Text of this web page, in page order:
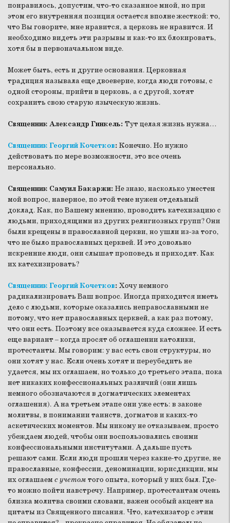
понравилось, допустим, что-то сказанное мной, но при
этом его внутренняя позиция остается вполне жесткой: то,
что Вы говорите, мне нравится, а церковь не нравится. И
необходимо видеть эти разрывы и как-то их блокировать,
хотя бы в первоначальном виде.
Может быть, есть и другие основания. Церковная
традиция называла еще двоеверие, когда люди готовы, с
одной стороны, прийти в церковь, а с другой, хотят
сохранить свою старую языческую жизнь.
Священник Александр Гинкель: Тут целая жизнь нужна…
Священник Георгий Кочетков: Конечно. Но нужно
действовать по мере возможности, это все очень
персонально.
Священник Самуил Бакаржи: Не знаю, насколько уместен
мой вопрос, наверное, по этой теме нужен отдельный
доклад. Как, по Вашему мнению, проводить катехизацию с
людьми, приходящими из других религиозных групп? Они
были крещены в православной церкви, но ушли из-за того,
что не было православных церквей. И это довольно
искренние люди, они слышат проповедь и приходят. Как
их катехизировать?
Священник Георгий Кочетков: Хочу немного
радикализировать Ваш вопрос. Иногда приходится иметь
дело с людьми, которые оказались неправославными не
потому, что нет православных церквей, а как раз потому,
что они есть. Поэтому все оказывается куда сложнее. И есть
еще вариант – когда просят об оглашении католики,
протестанты. Мы говорим: у вас есть свои структуры, но
они хотят у нас. Если очень хотят и переубедить не
удается, мы их оглашаем, но только до третьего этапа, пока
нет никаких конфессиональных различий (они лишь
немного обозначаются в догматических элементах
оглашения). А на третьем этапе они уже есть: в законе
молитвы, в понимании таинств, догматов и каких-то
аскетических моментов. Мы никому не отказываем, просто
убеждаем людей, чтобы они воспользовались своими
конфессиональными институтами. А дальше пусть
решают сами. Если люди прошли через какие-то другие, не
православные, конфессии, деноминации, юрисдикции, мы
их оглашаемс учетом того опыта, который у них был. Где-
то можно пойти навстречу. Например, протестантам очень
близка молитва своими словами, важен особый акцент на
цитаты из Священного писания. Что, катехизатор с этим